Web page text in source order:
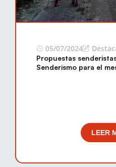
05/07/2024
Propuestas
Senderismo para el
LEER